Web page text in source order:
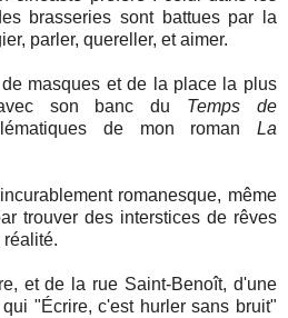
brasseries sont battues par la
parler, quereller, et aimer.
masques et de la place la plus
son banc du Temps de
de mon roman La
romanesque, même
trouver des interstices de rêves
réalité.
et de la rue Saint-Benoît, d'une
"Écrire, c'est hurler sans bruit"